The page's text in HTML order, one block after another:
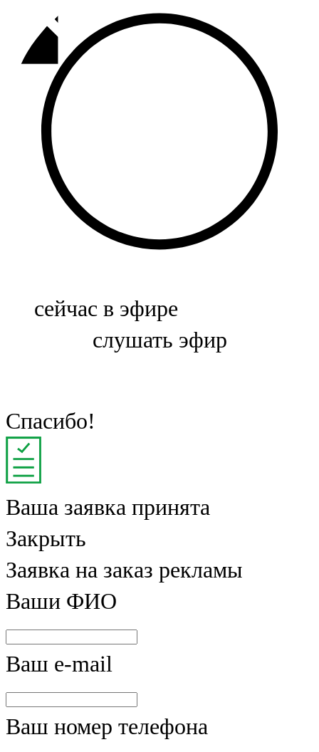
92,9 FM
Базарлы матак
107,1 FM
Балык бистәсе
104,9 FM
Баулы
107,5 FM
Биләр
Болгар
Буа
100,3 FM
Зәй
106,6 FM
Кадыбаш
105,2 FM
Казан
91,5 FM
Кайбыч
106,1 FM
Кама тамагы
сейчас в эфире
слушать эфир
Спасибо!
Ваша заявка принята
Закрыть
Заявка на заказ рекламы
Ваши ФИО
Ваш e-mail
Ваш номер телефона